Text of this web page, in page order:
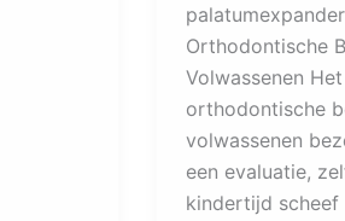
Orthodontische
Volwassenen
orthodontische
volwassenen
een evaluatie,
kindertijd scheef